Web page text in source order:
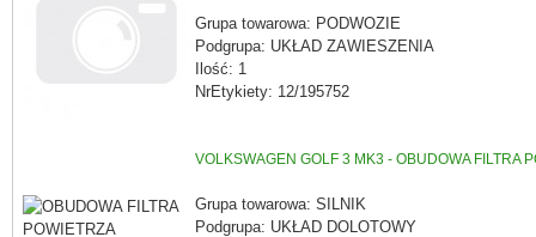
Grupa towarowa: PODWOZIE
Podgrupa: UKŁAD ZAWIESZENIA
Ilość: 1
NrEtykiety: 12/195752
VOLKSWAGEN GOLF 3 MK3 - OBUDOWA FILTRA
Grupa towarowa: SILNIK
Podgrupa: UKŁAD DOLOTOWY